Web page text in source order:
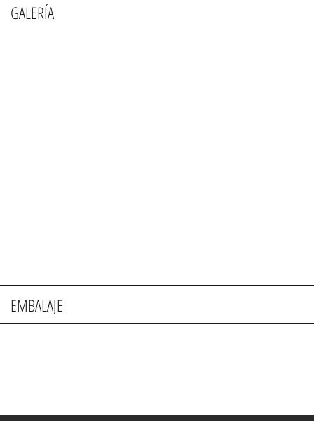
GALERÍA
EMBALAJE